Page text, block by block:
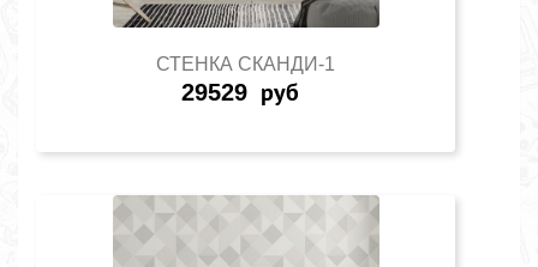
СТЕНКА СКАНДИ-1
29529 руб